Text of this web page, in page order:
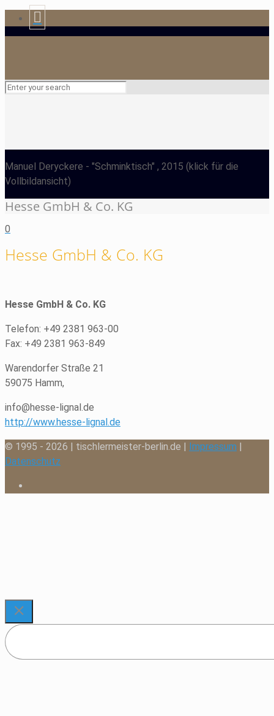
Manuel Deryckere - "Schminktisch" , 2015 (klick für die
Vollbildansicht)
Hesse GmbH & Co. KG
0
Hesse GmbH & Co. KG
Hesse GmbH & Co. KG
Telefon: +49 2381 963-00
Fax: +49 2381 963-849
Warendorfer Straße 21
59075 Hamm,
info@hesse-lignal.de
http://www.hesse-lignal.de
© 1995 - 2026 | tischlermeister-berlin.de | Impressum |
Datenschutz